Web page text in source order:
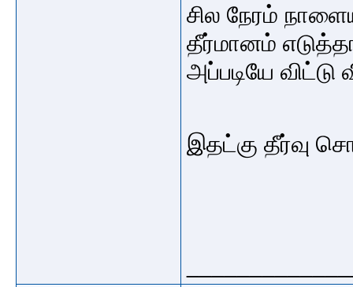
சில நேரம்
தீர்மானம்
அப்படியே விட்டு
இதட்கு தீர்வு